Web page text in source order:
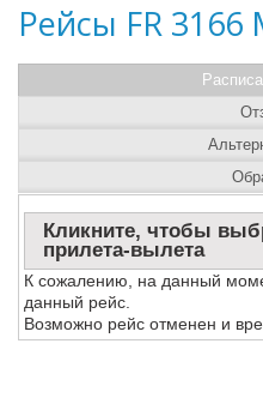
Рейсы FR
Кликните, чтобы
прилета-вылета
К сожалению, на данный
данный рейс.
Возможно рейс отменен и